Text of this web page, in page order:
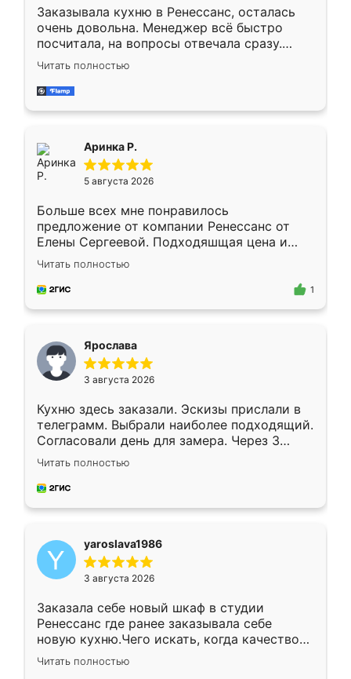
Заказывала кухню в Ренессанс, осталась
очень довольна. Менеджер всё быстро
посчитала, на вопросы отвечала сразу.
Замерщик приехал в субботу, подошёл к
делу со всей ответственностью. Собрали
за день, ребята работали аккуратно, даже
Читать полностью
Аринка Р.
5 августа 2026
Больше всех мне понравилось
предложение от компании Ренессанс от
Елены Сергеевой. Подходяшщая цена и
короткие сроки изготовления. Приехавший
для замера сотрудник Владислав
предложил по моему эскизу самый
Читать полностью
1
Ярослава
3 августа 2026
Кухню здесь заказали. Эскизы прислали в
телеграмм. Выбрали наиболее подходящий.
Согласовали день для замера. Через 3
недели кухня была уже готова. Остались
довольны работой. Спасибо Ренессанс
мебель за качественную работу!
Читать полностью
yaroslava1986
3 августа 2026
Заказала себе новый шкаф в студии
Ренессанс где ранее заказывала себе
новую кухню.Чего искать, когда качеством
вполне довольна. Служит кухня уже почти
два года, нареканий нет.
Читать полностью